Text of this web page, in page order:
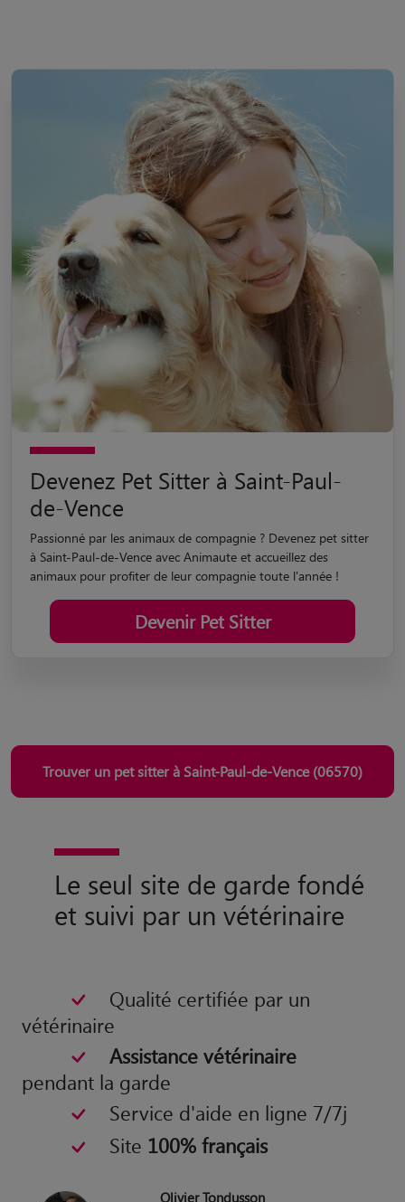
Devenez Pet Sitter à Saint-Paul-
de-Vence
Passionné par les animaux de compagnie ? Devenez pet sitter
à Saint-Paul-de-Vence avec Animaute et accueillez des
animaux pour profiter de leur compagnie toute l'année !
Devenir Pet Sitter
Trouver un pet sitter à Saint-Paul-de-Vence (06570)
Le seul site de garde fondé
et suivi par un vétérinaire
Qualité certifiée par un
vétérinaire
Assistance vétérinaire
pendant la garde
Service d'aide en ligne 7/7j
Site 100% français
Olivier Tondusson